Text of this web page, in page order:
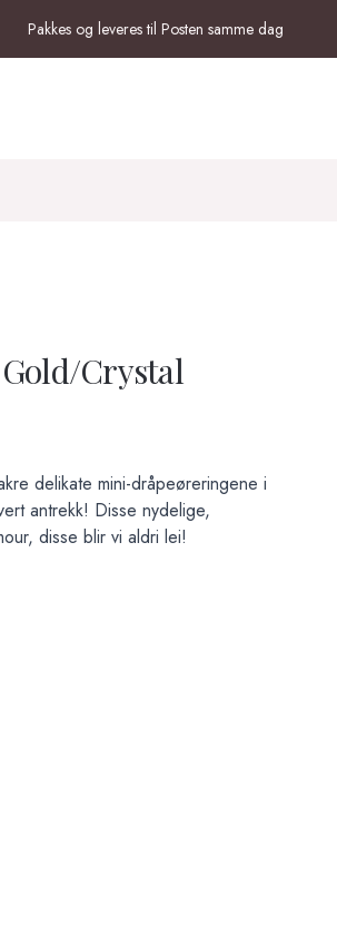
Pakkes og leveres til Posten samme dag
Crystal
delikate mini-dråpeøreringene i
antrekk! Disse nydelige,
disse blir vi aldri lei!